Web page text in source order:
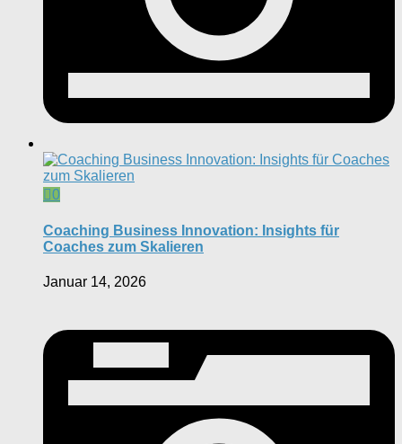
0
Coaching Business Innovation: Insights für
Coaches zum Skalieren
Januar 14, 2026